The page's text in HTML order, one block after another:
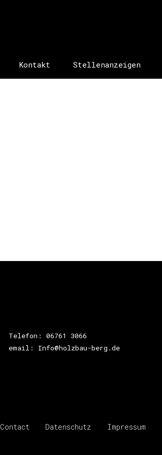
Kontakt Stellenanzeigen
Telefon: 06761 3066
email: Info@holzbau-berg.de
Contact Datenschutz Impressum